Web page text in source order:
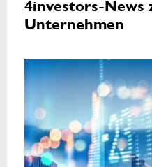
4investors-News
Unternehmen